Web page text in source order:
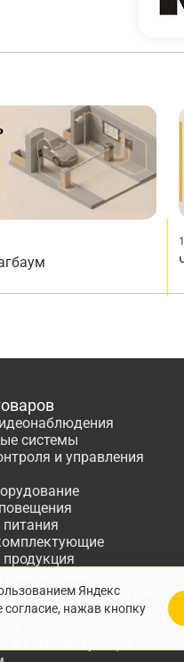
системы
и управления
материалы, Инструменты
пожарной
Яндекс
нажав кнопку